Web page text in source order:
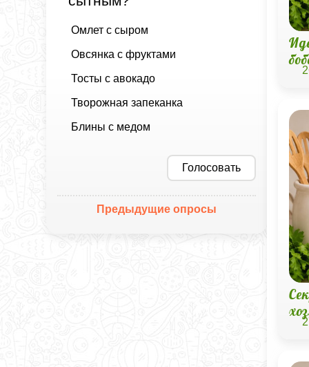
Омлет с сыром
Овсянка с фруктами
Тосты с авокадо
Творожная запеканка
Блины с медом
Голосовать
Предыдущие опросы